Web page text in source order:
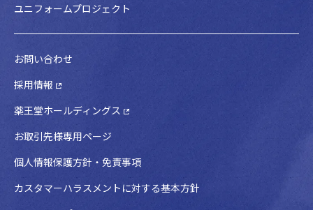
ユニフォームプロジェクト
お問い合わせ
採用情報
薬王堂ホールディングス
お取引先様専用ページ
個人情報保護方針・免責事項
カスタマーハラスメントに対する基本方針